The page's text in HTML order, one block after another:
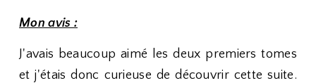
Mon avis :
J'avais beaucoup aimé les deux premiers tomes
et j'étais donc curieuse de découvrir cette suite.